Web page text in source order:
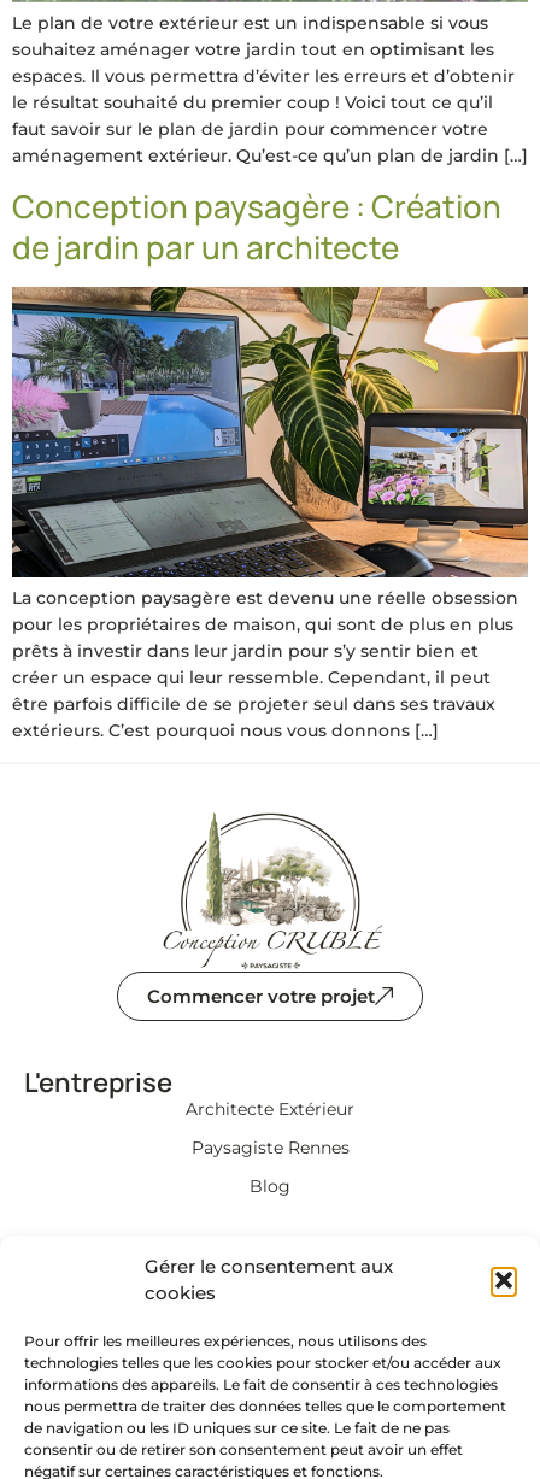
Gérer le consentement aux
cookies
Pour offrir les meilleures expériences, nous utilisons des
technologies telles que les cookies pour stocker et/ou accéder aux
informations des appareils. Le fait de consentir à ces technologies
nous permettra de traiter des données telles que le comportement
de navigation ou les ID uniques sur ce site. Le fait de ne pas
consentir ou de retirer son consentement peut avoir un effet
négatif sur certaines caractéristiques et fonctions.
Le plan de votre extérieur est un indispensable si vous
souhaitez aménager votre jardin tout en optimisant les
espaces. Il vous permettra d’éviter les erreurs et d’obtenir
le résultat souhaité du premier coup ! Voici tout ce qu’il
faut savoir sur le plan de jardin pour commencer votre
aménagement extérieur. Qu’est-ce qu’un plan de jardin […]
Conception paysagère : Création
de jardin par un architecte
La conception paysagère est devenu une réelle obsession
pour les propriétaires de maison, qui sont de plus en plus
prêts à investir dans leur jardin pour s’y sentir bien et
créer un espace qui leur ressemble. Cependant, il peut
être parfois difficile de se projeter seul dans ses travaux
extérieurs. C’est pourquoi nous vous donnons […]
Commencer votre projet
L'entreprise
Architecte Extérieur
Paysagiste Rennes
Blog
Informations
Mentions légales et
Politique de Cookies
Plan de site
Nous suivre sur les réseaux !